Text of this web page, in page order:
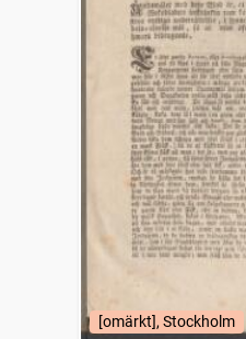
[omärkt], Stockholm